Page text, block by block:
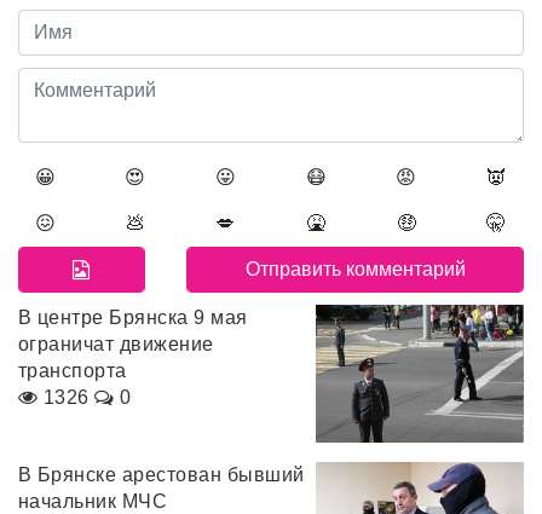
😀 😍 😛 😷 😡 👿
😖 💩 💋 🤮 🤑 🤫
В центре Брянска 9 мая
ограничат движение
транспорта
1326
0
В Брянске арестован бывший
начальник МЧС